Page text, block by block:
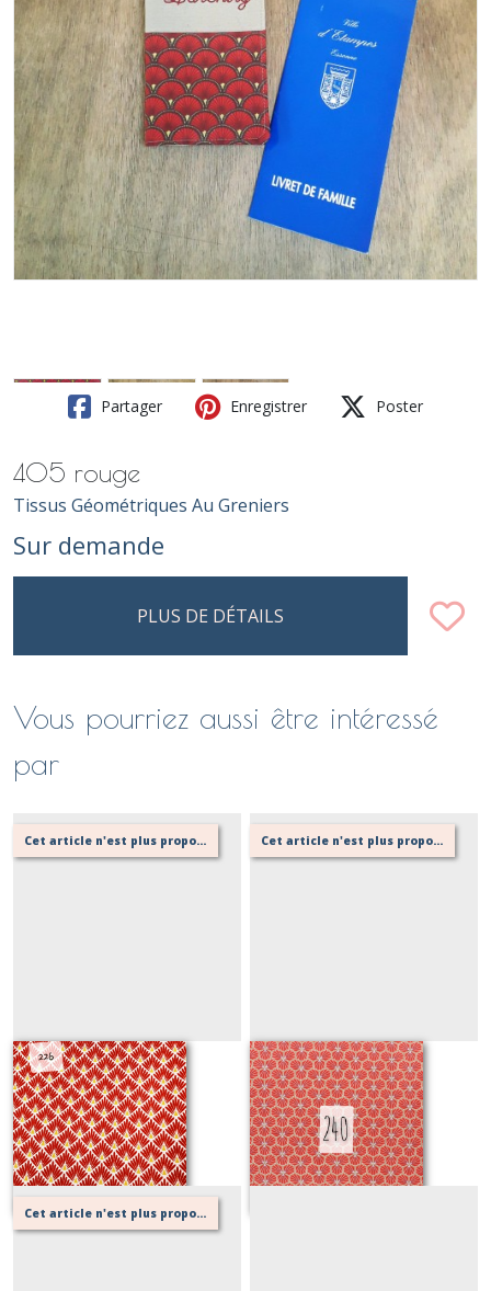
Partager Enregistrer Poster
405 rouge
Tissus Géométriques Au Greniers
Sur demande
PLUS DE DÉTAILS
Vous pourriez aussi être intéressé
par
Cet article n'est plus proposé, retournez au menu principal ou contactez moi!
226 rouge
Sur demande
Cet article n'est plus proposé, retournez au menu principal ou contactez moi!
240 rouge
Sur demande
Cet article n'est plus proposé, retournez au menu principal ou contactez moi!